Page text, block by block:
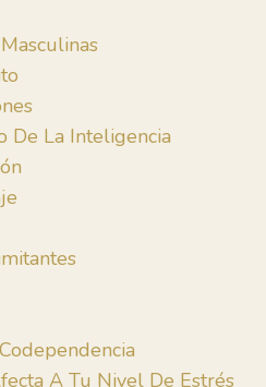
De La Inteligencia
A Tu Nivel De Estrés